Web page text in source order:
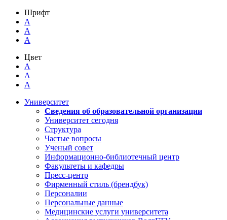
Шрифт
A
A
A
Цвет
A
A
A
Университет
Сведения об образовательной организации
Университет сегодня
Структура
Частые вопросы
Ученый совет
Информационно-библиотечный центр
Факультеты и кафедры
Пресс-центр
Фирменный стиль (брендбук)
Персоналии
Персональные данные
Медицинские услуги университета